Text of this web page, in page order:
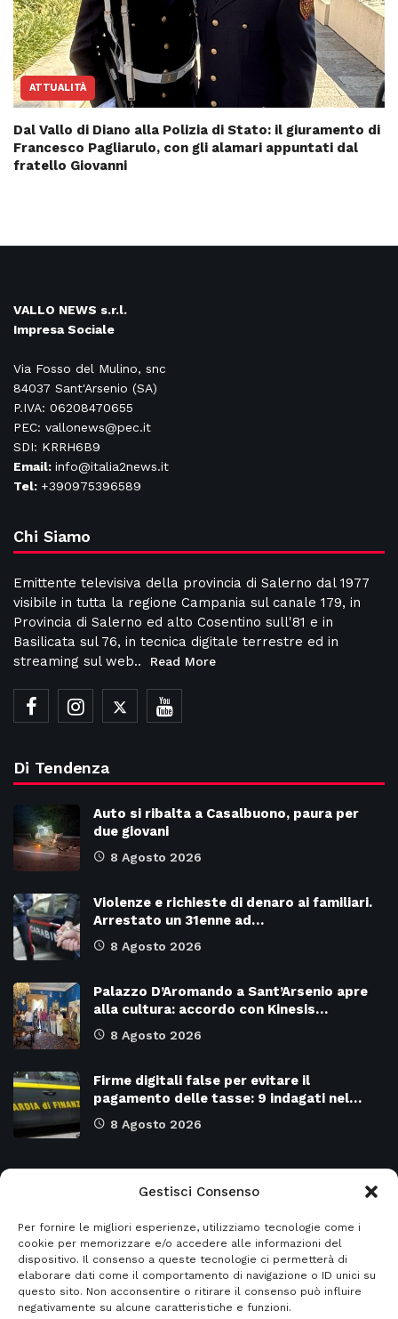
Gestisci Consenso
Per fornire le migliori esperienze, utilizziamo tecnologie come i
cookie per memorizzare e/o accedere alle informazioni del
dispositivo. Il consenso a queste tecnologie ci permetterà di
elaborare dati come il comportamento di navigazione o ID unici su
questo sito. Non acconsentire o ritirare il consenso può influire
negativamente su alcune caratteristiche e funzioni.
ATTUALITÀ
Dal Vallo di Diano alla Polizia di Stato: il giuramento di
Francesco Pagliarulo, con gli alamari appuntati dal
fratello Giovanni
VALLO NEWS s.r.l.
Impresa Sociale
Via Fosso del Mulino, snc
84037 Sant'Arsenio (SA)
P.IVA: 06208470655
PEC: vallonews@pec.it
SDI: KRRH6B9
Email: info@italia2news.it
Tel: +390975396589
Chi Siamo
Emittente televisiva della provincia di Salerno dal 1977
visibile in tutta la regione Campania sul canale 179, in
Provincia di Salerno ed alto Cosentino sull'81 e in
Basilicata sul 76, in tecnica digitale terrestre ed in
streaming sul web..
Read More
Di Tendenza
Auto si ribalta a Casalbuono, paura per
due giovani
8 Agosto 2026
Violenze e richieste di denaro ai familiari.
Arrestato un 31enne ad…
8 Agosto 2026
Palazzo D’Aromando a Sant’Arsenio apre
alla cultura: accordo con Kinesis…
8 Agosto 2026
Firme digitali false per evitare il
pagamento delle tasse: 9 indagati nel…
8 Agosto 2026
Attualità 8976
Cronaca 6483
Primo piano 5961
SALERNO e Provincia 4134
Regione CAMPANIA 2132
Regione BASILICATA